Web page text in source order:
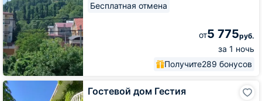
Бесплатная отмена
от5 775руб.
за 1 ночь
Получите289 бонусов
Гостевой дом Гестия
Гостевой
дом